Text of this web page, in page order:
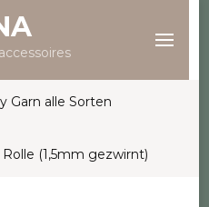
Garn alle Sorten
Rolle (1,5mm gezwirnt)